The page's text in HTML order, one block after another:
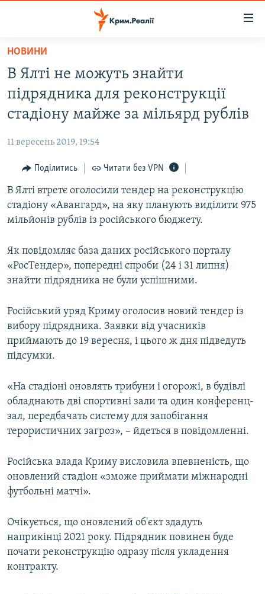
Перейти
основного
матеріалу
Перейти
до
основної
навігації
Перейти
пошуку
ВІДЕО ТА ФОТО
БЛОГИ
ПОГЛЯД
ІНТЕРВ'Ю
ВСЕ ЗА ДЕНЬ
ДЕПОРТАЦІЯ
ВІДЕОУРОКИ «ELIFBE»
УКРАЇНСЬКА ПРОБЛЕМА КРИМУ
ІНФОГРАФІКА
ЯК ОБІЙТИ БЛОКУВАННЯ
Русский
Qırımtatar
ДОЛУЧАЙСЯ!
Усі сайти RFE/RL
НОВИНИ
В Ялті не можуть знайти
підрядника для реконструкції
стадіону майже за мільярд рублів
11 вересень 2019, 19:54
Поділитись Читати без VPN
В Ялті втретє оголосили тендер на реконструкцію
стадіону «Авангард», на яку планують виділити 975
мільйонів рублів із російського бюджету.
Як повідомляє база даних російського порталу
«РосТендер», попередні спроби (24 і 31 липня)
знайти підрядника не були успішними.
Російський уряд Криму оголосив новий тендер із
вибору підрядника. Заявки від учасників
приймають до 19 вересня, і цього ж дня підведуть
підсумки.
«На стадіоні оновлять трибуни і огорожі, в будівлі
обладнають дві спортивні зали та один конференц-
зал, передбачать систему для запобігання
терористичних загроз», – йдеться в повідомленні.
Російська влада Криму висловила впевненість, що
оновлений стадіон «зможе приймати міжнародні
футбольні матчі».
Очікується, що оновлений об'єкт здадуть
наприкінці 2021 року. Підрядник повинен буде
почати реконструкцію одразу після укладення
контракту.